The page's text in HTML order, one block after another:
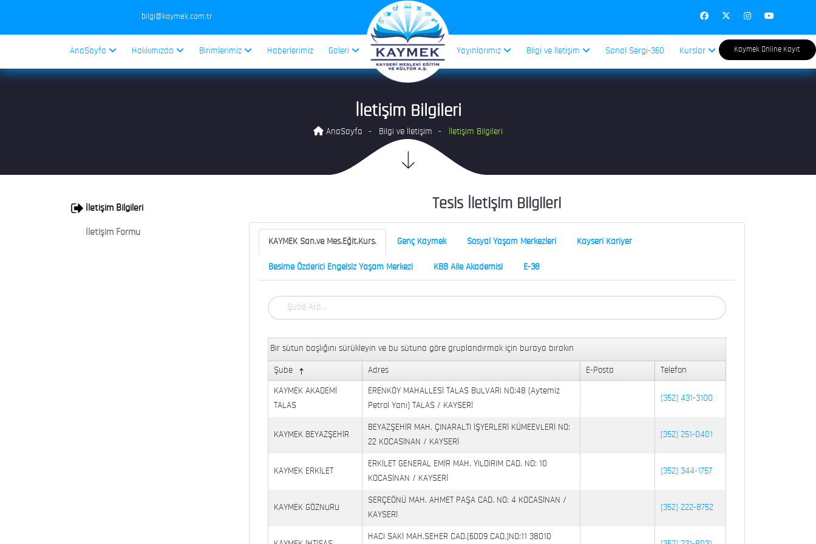
bilgi@kaymek.com.tr
AnaSayfa Hakkımızda Birimlerimiz Haberlerimiz Galeri Yayınlarımız Bilgi ve İletişim Sanal Sergi-360 Kurslar Kaymek Online Kayıt
İletişim Bilgileri
AnaSayfa Bilgi ve İletişim İletişim Bilgileri
İletişim Bilgileri
İletişim Formu
Tesis İletişim Bilgileri
KAYMEK San.ve Mes.Eğit.Kurs. Genç Kaymek Sosyal Yaşam Merkezleri Kayseri Kariyer
Besime Özderici Engelsiz Yaşam Merkezi KBB Aile Akademisi E-38
Bir sütun başlığını sürükleyin ve bu sütuna göre gruplandırmak için buraya bırakın
Şube Adres E-Posta Telefon
KAYMEK AKADEMİ
TALAS
ERENKÖY MAHALLESİ TALAS BULVARI NO:48 (Aytemiz
Petrol Yanı) TALAS / KAYSERİ
(352) 431-3100
KAYMEK BEYAZŞEHİR
BEYAZŞEHİR MAH. ÇINARALTI İŞYERLERİ KÜMEEVLERİ NO:
22 KOCASİNAN / KAYSERİ
(352) 251-0401
KAYMEK ERKİLET
ERKİLET GENERAL EMİR MAH. YILDIRIM CAD. NO: 10
KOCASİNAN / KAYSERİ
(352) 344-1757
KAYMEK GÖZNURU
SERÇEÖNÜ MAH. AHMET PAŞA CAD. NO: 4 KOCASİNAN /
KAYSERİ
(352) 222-8752
HACI SAKİ MAH.SEHER CAD.(6009 CAD.)NO:11 38010